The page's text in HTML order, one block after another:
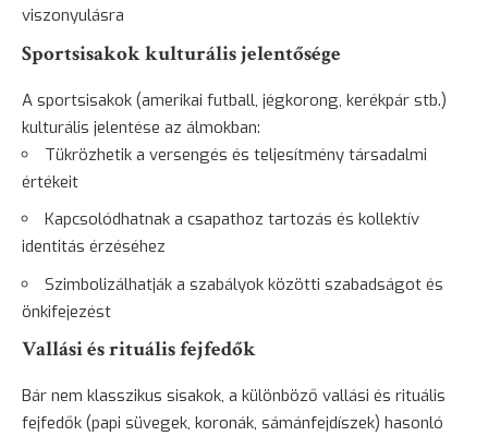
viszonyulásra
Sportsisakok kulturális jelentősége
A sportsisakok (amerikai futball, jégkorong, kerékpár stb.)
kulturális jelentése az álmokban:
Tükrözhetik a versengés és teljesítmény társadalmi
értékeit
Kapcsolódhatnak a csapathoz tartozás és kollektív
identitás érzéséhez
Szimbolizálhatják a szabályok közötti szabadságot és
önkifejezést
Vallási és rituális fejfedők
Bár nem klasszikus sisakok, a különböző vallási és rituális
fejfedők (papi süvegek, koronák, sámánfejdíszek) hasonló